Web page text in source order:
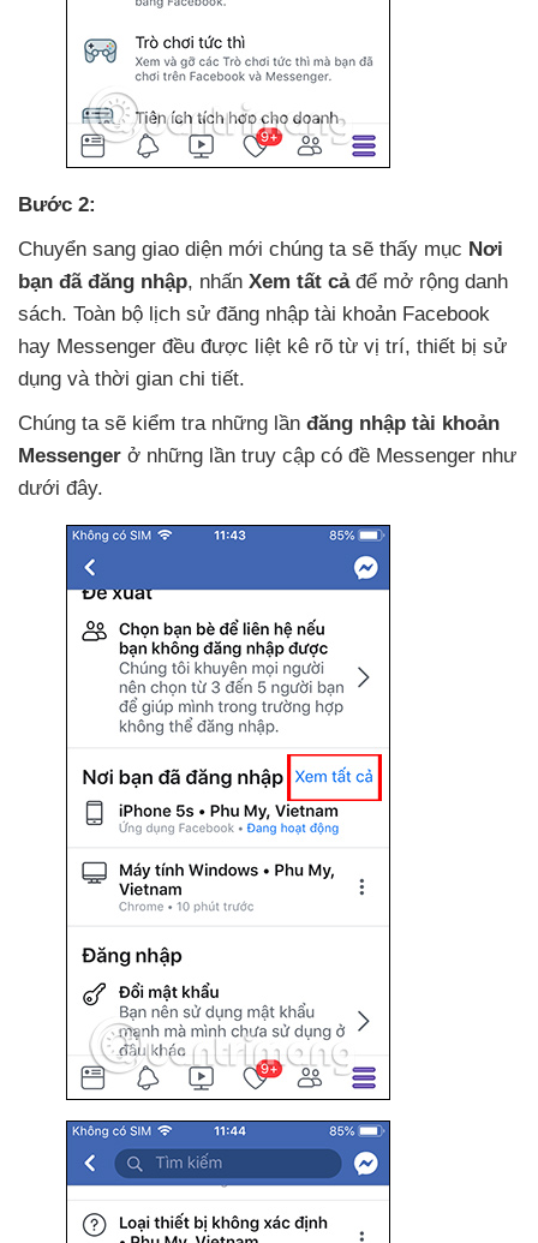
Bước 2:
Chuyển sang giao diện mới chúng ta sẽ thấy mục Nơi
bạn đã đăng nhập, nhấn Xem tất cả để mở rộng danh
sách. Toàn bộ lịch sử đăng nhập tài khoản Facebook
hay Messenger đều được liệt kê rõ từ vị trí, thiết bị sử
dụng và thời gian chi tiết.
Chúng ta sẽ kiểm tra những lần đăng nhập tài khoản
Messenger ở những lần truy cập có đề Messenger như
dưới đây.